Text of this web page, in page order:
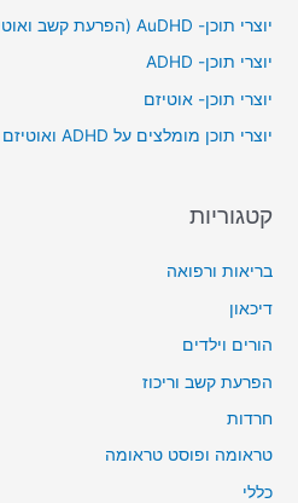
o
r
:
יוצרי תוכן- AuDHD (הפרעת קשב ואוטיזם יחד)
יוצרי תוכן- ADHD
יוצרי תוכן- אוטיזם
יוצרי תוכן מומלצים על ADHD ואוטיזם
קטגוריות
בריאות ורפואה
דיכאון
הורים וילדים
הפרעת קשב וריכוז
חרדות
טראומה ופוסט טראומה
כללי